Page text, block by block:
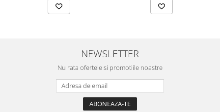
NEWSLETTER
Nu rata ofertele si promotiile noastre